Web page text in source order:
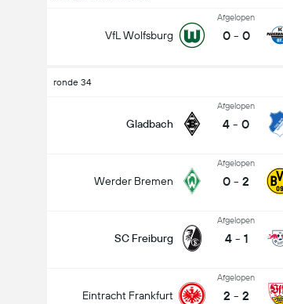
VfL Wolfsburg
Afgelopen
0 - 0
ronde 34
Gladbach
Afgelopen
4 - 0
Werder Bremen
Afgelopen
0 - 2
SC Freiburg
Afgelopen
4 - 1
Eintracht Frankfurt
Afgelopen
2 - 2